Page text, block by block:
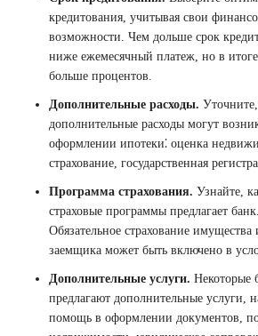
кредитования, учитывая свои
возможности. Чем дольше срок
ниже ежемесячный платеж, но в
больше процентов.
Дополнительные расходы.
дополнительные расходы могут
оформлении ипотеки⁚ оценка
страхование, государственная
Программа страхования. Узнайте,
страховые программы предлагает банк.
Обязательное страхование
заемщика может быть включено в
Дополнительные услуги. Некоторые
предлагают дополнительные услуги,
помощь в оформлении документов,